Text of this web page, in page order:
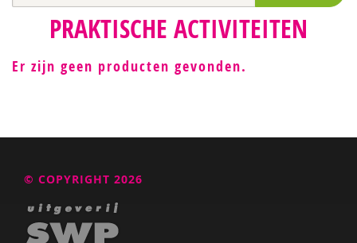
PRAKTISCHE ACTIVITEITEN
Er zijn geen producten gevonden.
© COPYRIGHT 2026